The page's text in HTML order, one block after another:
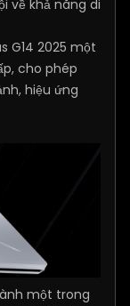
về khả năng di
G14 2025 một
cho phép
hiệu ứng
một trong